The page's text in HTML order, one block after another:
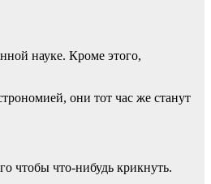
науке. Кроме этого,
они тот час же станут
чтобы что-нибудь крикнуть.